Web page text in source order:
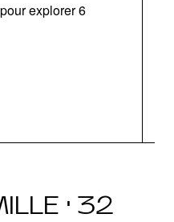
explorer 6
· 32